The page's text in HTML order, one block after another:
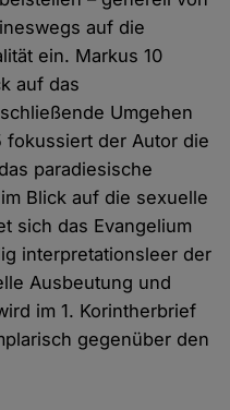
auf die
ein. Markus 10
auf das
Umgehen
fokussiert der Autor die
paradiesische
Blick auf die sexuelle
sich das Evangelium
interpretationsleer der
Ausbeutung und
im 1. Korintherbrief
gegenüber den